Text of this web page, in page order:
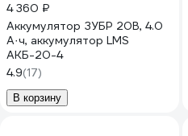
4 360 ₽
Аккумулятор ЗУБР 20В, 4.0
А·ч, аккумулятор LMS
АКБ-20-4
4.9(17)
В корзину